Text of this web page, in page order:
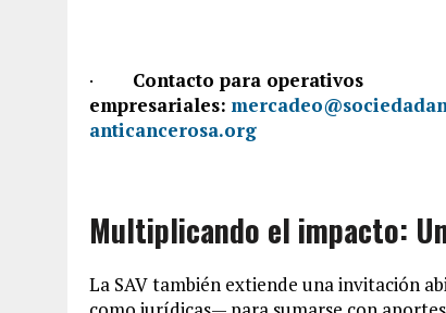
· Contacto para operativos
empresariales:
anticancerosa.org
Multiplicando el impacto:
La SAV también extiende una invitación